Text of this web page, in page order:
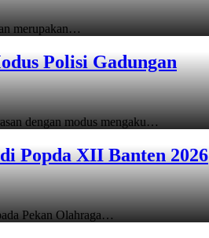
merupakan…
Polisi Gadungan
dengan modus mengaku…
Popda XII Banten 2026
Pekan Olahraga…